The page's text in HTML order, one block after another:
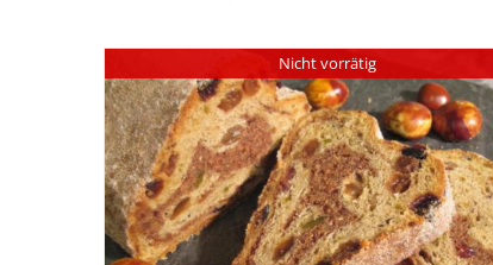
Nicht vorrätig